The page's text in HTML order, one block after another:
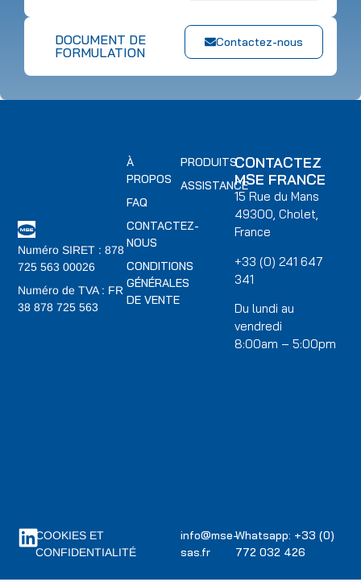
Contactez-nous
DOCUMENT DE
FORMULATION
Numéro SIRET : 878
725 563 00026
Numéro de TVA : FR
38 878 725 563
PRODUITS
ASSISTANCE
À
PROPOS
FAQ
CONTACTEZ-
NOUS
CONDITIONS
GÉNÉRALES
DE VENTE
CONTACTEZ
MSE FRANCE
15 Rue du Mans
49300, Cholet,
France
+33 (0) 241 647
341
Du lundi au
vendredi
8:00am – 5:00pm
info@mse-
sas.fr
Whatsapp: +33 (0)
772 032 426
COOKIES ET
CONFIDENTIALITÉ